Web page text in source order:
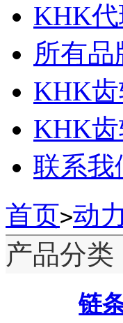
KHK
所有品
KHK
KHK
联系我
首页>动
产品分类
链